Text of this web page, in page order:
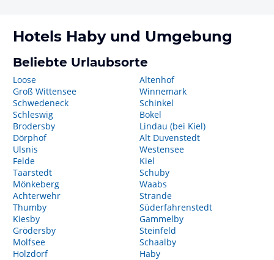
Hotels Habyund Umgebung
Beliebte Urlaubsorte
Loose
Groß Wittensee
Schwedeneck
Schleswig
Brodersby
Dörphof
Ulsnis
Felde
Taarstedt
Mönkeberg
Achterwehr
Thumby
Kiesby
Grödersby
Molfsee
Holzdorf
Altenhof
Winnemark
Schinkel
Bokel
Lindau (bei Kiel)
Alt Duvenstedt
Westensee
Kiel
Schuby
Waabs
Strande
Süderfahrenstedt
Gammelby
Steinfeld
Schaalby
Haby